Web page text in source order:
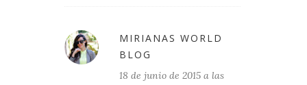
MIRIANAS WORLD
BLOG
18 de junio de 2015 a las